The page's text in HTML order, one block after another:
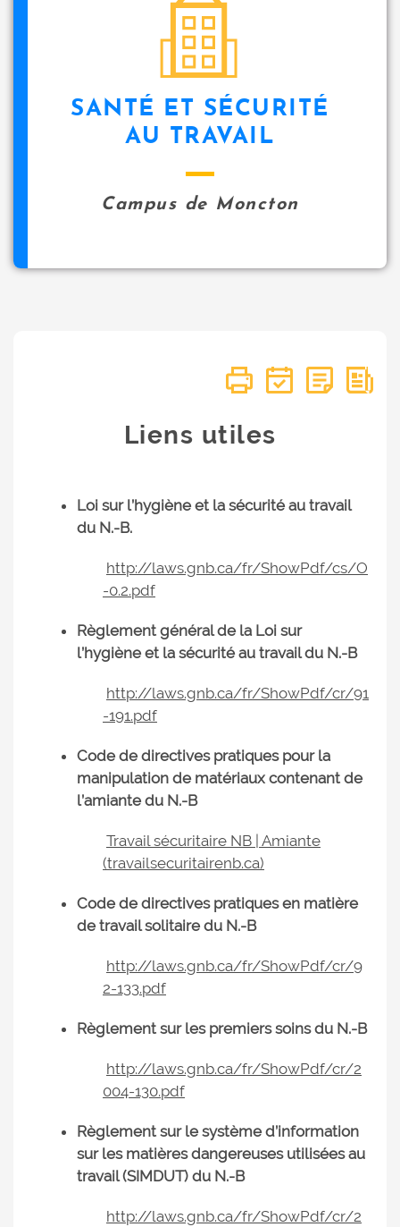
SANTÉ ET SÉCURITÉ
AU TRAVAIL
Campus de Moncton
Liens utiles
Loi sur l’hygiène et la sécurité au travail
du N.-B.
http://laws.gnb.ca/fr/ShowPdf/cs/O
-0.2.pdf
Règlement général de la Loi sur
l’hygiène et la sécurité au travail du N.-B
http://laws.gnb.ca/fr/ShowPdf/cr/91
-191.pdf
Code de directives pratiques pour la
manipulation de matériaux contenant de
l’amiante du N.-B
Travail sécuritaire NB | Amiante
(travailsecuritairenb.ca)
Code de directives pratiques en matière
de travail solitaire du N.-B
http://laws.gnb.ca/fr/ShowPdf/cr/9
2-133.pdf
Règlement sur les premiers soins du N.-B
http://laws.gnb.ca/fr/ShowPdf/cr/2
004-130.pdf
Règlement sur le système d’information
sur les matières dangereuses utilisées au
travail (SIMDUT) du N.-B
http://laws.gnb.ca/fr/ShowPdf/cr/2